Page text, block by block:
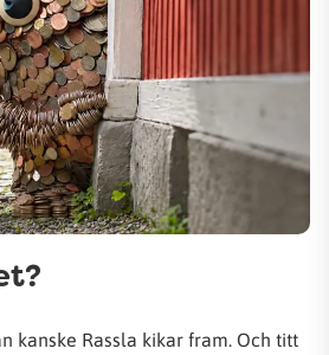
kanske Rassla kikar fram. Och titt